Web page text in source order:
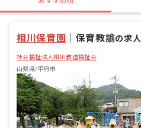
相川保育園 保育教諭の求人
社会福祉法人相川教道福祉会
山梨県/甲府市